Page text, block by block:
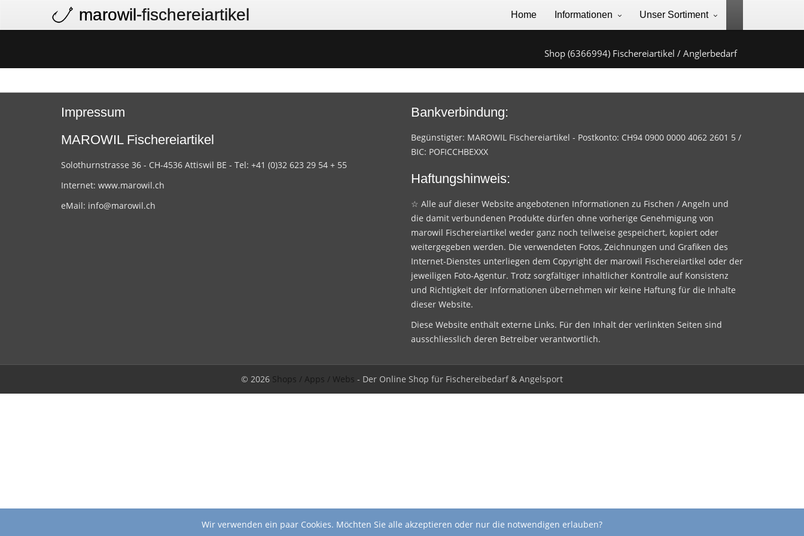
marowil-fischereiartikel Home Informationen Unser Sortiment
Shop (6366994) Fischereiartikel / Anglerbedarf
Impressum
MAROWIL Fischereiartikel
Solothurnstrasse 36 - CH-4536 Attiswil BE - Tel: +41 (0)32 623 29 54 + 55
Internet: www.marowil.ch
eMail: info@marowil.ch
Bankverbindung:
Begünstigter: MAROWIL Fischereiartikel - Postkonto: CH94 0900 0000 4062 2601 5 /
BIC: POFICCHBEXXX
Haftungshinweis:
☆ Alle auf dieser Website angebotenen Informationen zu Fischen / Angeln und
die damit verbundenen Produkte dürfen ohne vorherige Genehmigung von
marowil Fischereiartikel weder ganz noch teilweise gespeichert, kopiert oder
weitergegeben werden. Die verwendeten Fotos, Zeichnungen und Grafiken des
Internet-Dienstes unterliegen dem Copyright der marowil Fischereiartikel oder der
jeweiligen Foto-Agentur. Trotz sorgfältiger inhaltlicher Kontrolle auf Konsistenz
und Richtigkeit der Informationen übernehmen wir keine Haftung für die Inhalte
dieser Website.
Diese Website enthält externe Links. Für den Inhalt der verlinkten Seiten sind
ausschliesslich deren Betreiber verantwortlich.
© 2026 Shops / Apps / Webs - Der Online Shop für Fischereibedarf & Angelsport
Wir verwenden ein paar Cookies. Möchten Sie alle akzeptieren oder nur die notwendigen erlauben?